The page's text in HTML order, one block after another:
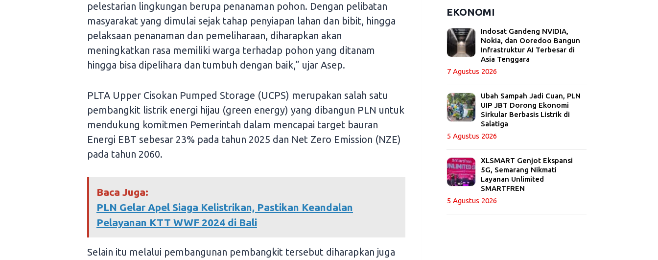
pelestarian lingkungan berupa penanaman pohon. Dengan pelibatan
masyarakat yang dimulai sejak tahap penyiapan lahan dan bibit, hingga
pelaksaan penanaman dan pemeliharaan, diharapkan akan
meningkatkan rasa memiliki warga terhadap pohon yang ditanam
hingga bisa dipelihara dan tumbuh dengan baik,” ujar Asep.
PLTA Upper Cisokan Pumped Storage (UCPS) merupakan salah satu
pembangkit listrik energi hijau (green energy) yang dibangun PLN untuk
mendukung komitmen Pemerintah dalam mencapai target bauran
Energi EBT sebesar 23% pada tahun 2025 dan Net Zero Emission (NZE)
pada tahun 2060.
Baca Juga:
PLN Gelar Apel Siaga Kelistrikan, Pastikan Keandalan
Pelayanan KTT WWF 2024 di Bali
Selain itu melalui pembangunan pembangkit tersebut diharapkan juga
EKONOMI
Indosat Gandeng NVIDIA,
Nokia, dan Ooredoo Bangun
Infrastruktur AI Terbesar di
Asia Tenggara
7 Agustus 2026
Ubah Sampah Jadi Cuan, PLN
UIP JBT Dorong Ekonomi
Sirkular Berbasis Listrik di
Salatiga
5 Agustus 2026
XLSMART Genjot Ekspansi
5G, Semarang Nikmati
Layanan Unlimited
SMARTFREN
5 Agustus 2026